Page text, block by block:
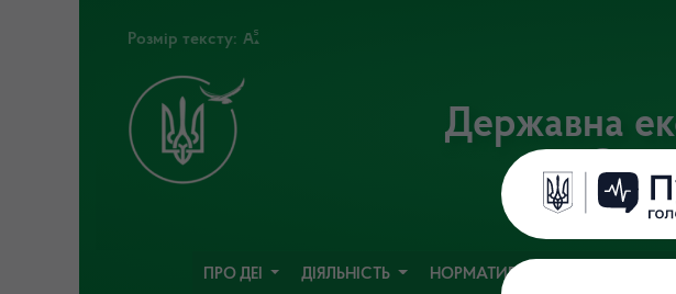
Розмір тексту:
Державна
ПРО ДЕІ ДІЯЛЬНІСТЬ НОРМАТИВНА БАЗА